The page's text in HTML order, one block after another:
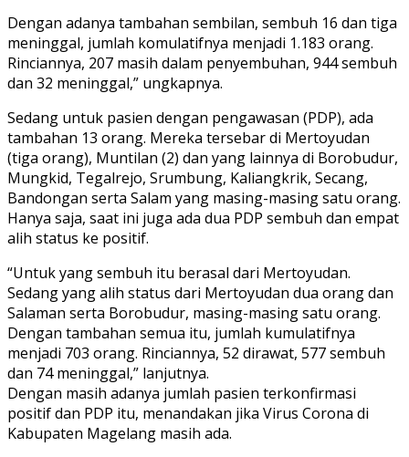
Dengan adanya tambahan sembilan, sembuh 16 dan tiga
meninggal, jumlah komulatifnya menjadi 1.183 orang.
Rinciannya, 207 masih dalam penyembuhan, 944 sembuh
dan 32 meninggal,” ungkapnya.
Sedang untuk pasien dengan pengawasan (PDP), ada
tambahan 13 orang. Mereka tersebar di Mertoyudan
(tiga orang), Muntilan (2) dan yang lainnya di Borobudur,
Mungkid, Tegalrejo, Srumbung, Kaliangkrik, Secang,
Bandongan serta Salam yang masing-masing satu orang.
Hanya saja, saat ini juga ada dua PDP sembuh dan empat
alih status ke positif.
“Untuk yang sembuh itu berasal dari Mertoyudan.
Sedang yang alih status dari Mertoyudan dua orang dan
Salaman serta Borobudur, masing-masing satu orang.
Dengan tambahan semua itu, jumlah kumulatifnya
menjadi 703 orang. Rinciannya, 52 dirawat, 577 sembuh
dan 74 meninggal,” lanjutnya.
Dengan masih adanya jumlah pasien terkonfirmasi
positif dan PDP itu, menandakan jika Virus Corona di
Kabupaten Magelang masih ada.